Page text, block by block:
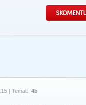
| Temat: 4b